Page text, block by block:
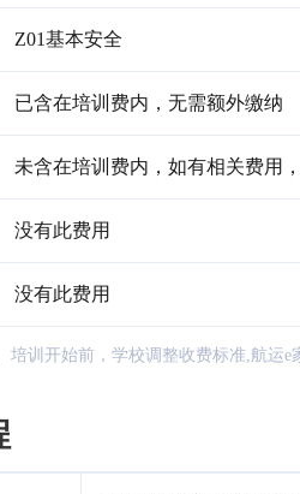
Z01基本安全
已含在培训费内，无需额外缴纳
未含在培训费内，如有相关费用
没有此费用
没有此费用
培训开始前，学校调整收费标准,航运